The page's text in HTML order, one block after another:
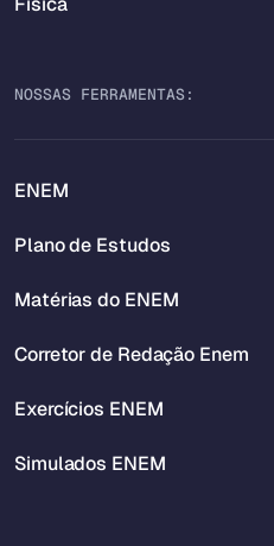
NOSSAS FERRAMENTAS:
ENEM
Plano de Estudos
Matérias do ENEM
Corretor de Redação Enem
Exercícios ENEM
Simulados ENEM